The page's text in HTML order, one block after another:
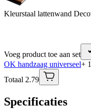
Kleurstaal lattenwand
Voeg product toe aan set
OK handzaag universeel+
Totaal 2.79
Specificaties